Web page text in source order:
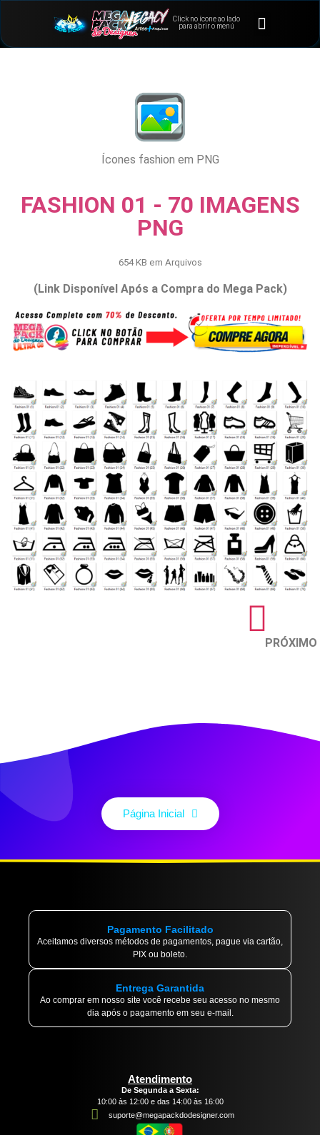
Click no ícone ao lado
para abrir o menú
Ícones fashion em PNG
FASHION 01 - 70 IMAGENS
PNG
654 KB em Arquivos
(Link Disponível Após a Compra do Mega Pack)
PRÓXIMO
Página Inicial
Pagamento Facilitado
Aceitamos diversos métodos de pagamentos, pague via cartão,
PIX ou boleto.
Entrega Garantida
Ao comprar em nosso site você recebe seu acesso no mesmo
dia após o pagamento em seu e-mail.
Atendimento
De Segunda a Sexta:
10:00 às 12:00 e das 14:00 às 16:00
suporte@megapackdodesigner.com